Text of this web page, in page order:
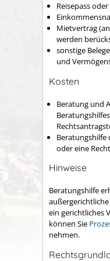
Reisepass
Mietvertrag
werden
sonstige
und
Kosten
Beratung und
Beratungshilfe
oder eine
Hinweise
Beratungshilfe
ein gerichtliches
können Sie
nehmen.